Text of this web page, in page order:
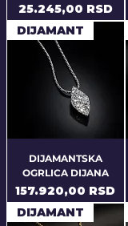
Price
25.245,00 RSD
DIJAMANT
DIJAMANTSKA
OGRLICA DIJANA
Price
157.920,00 RSD
DIJAMANT